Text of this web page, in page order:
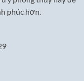
phúc hơn.